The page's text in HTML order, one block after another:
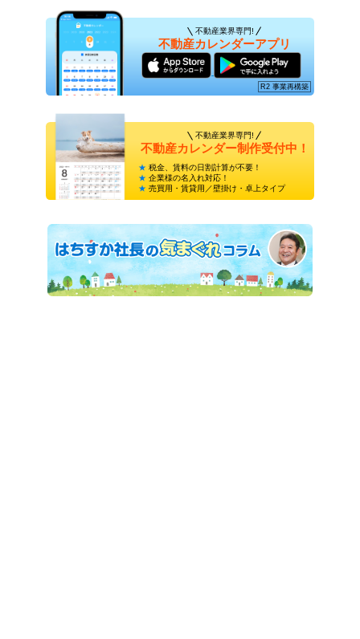
不動産業界専門!
不動産カレンダーアプリ
不動産業界専門!
不動産カレンダー制作受付中！
税金、賃料の日割計算が不要！
企業様の名入れ対応！
売買用・賃貸用／壁掛け・卓上タイプ